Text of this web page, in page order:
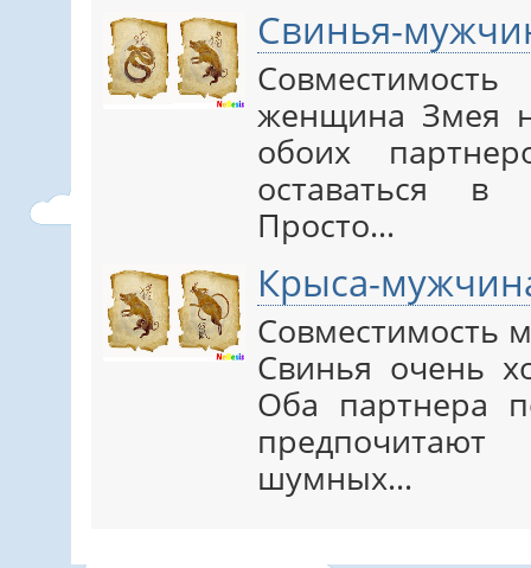
Свинья-
женщина Змея
обоих
оставаться в
Просто…
Крыса-
Совместимость
Свинья очень
Оба партнера
шумных…